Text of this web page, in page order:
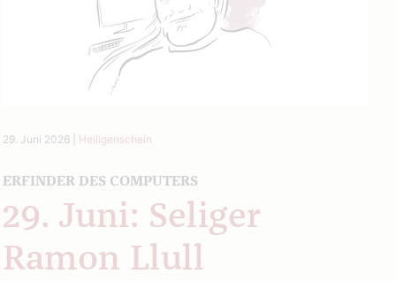
29. Juni 2026| Heiligenschein
ERFINDER DES COMPUTERS
29. Juni: Seliger
Ramon Llull